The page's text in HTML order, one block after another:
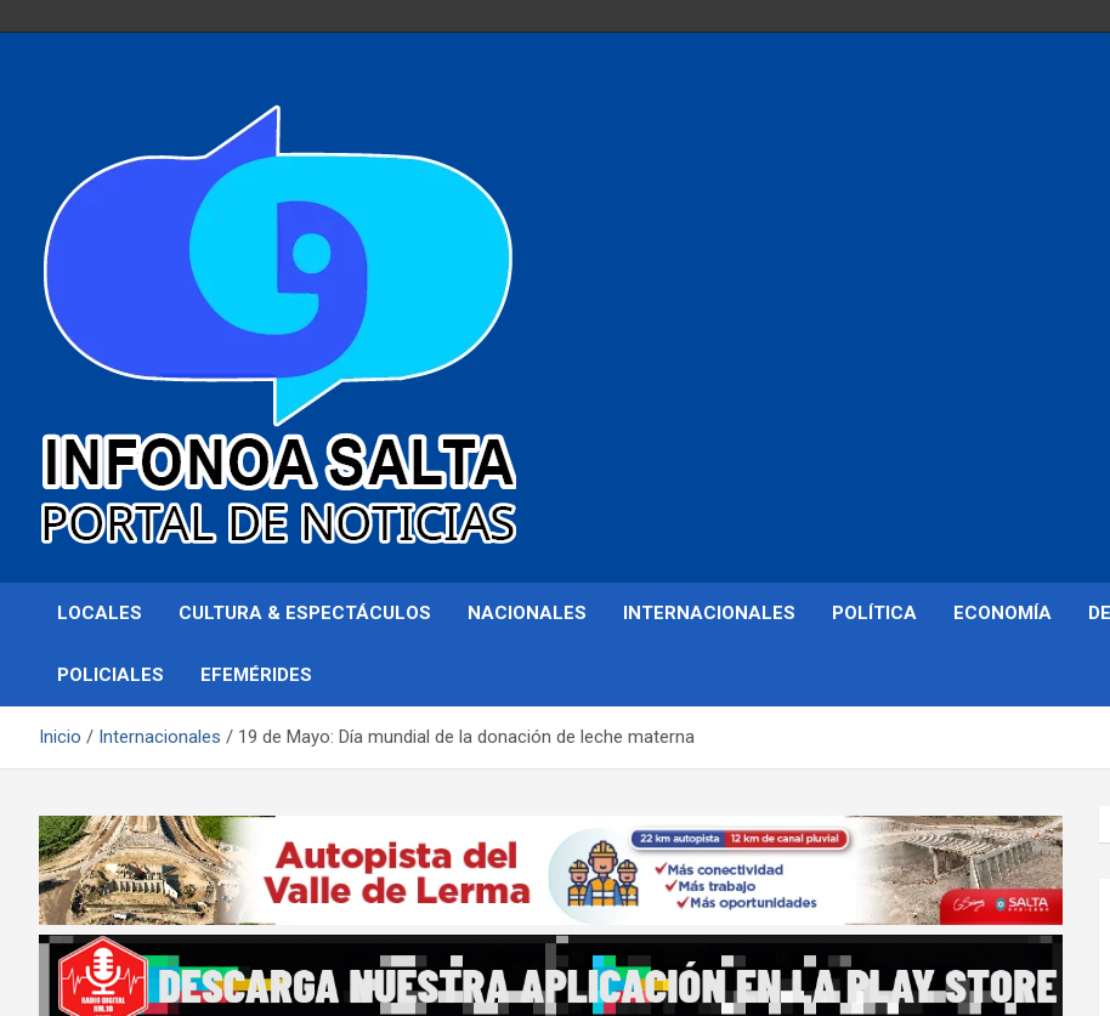
Infonoa Salta
LOCALES CULTURA & ESPECTÁCULOS NACIONALES INTERNACIONALES POLÍTICA ECONOMÍA
POLICIALES EFEMÉRIDES
Inicio Internacionales 19 de Mayo: Día mundial de la donación de leche materna